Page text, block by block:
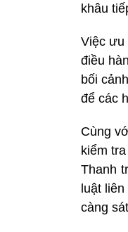
khâu
Việc ưu
điều
bối
để các
Cùng
kiểm
Thanh
luật
càng